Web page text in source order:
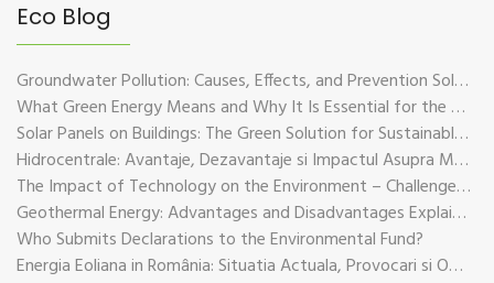
Eco Blog
Groundwater Pollution: Causes, Effects, and Prevention Solutions
What Green Energy Means and Why It Is Essential for the Future of the Planet
Solar Panels on Buildings: The Green Solution for Sustainable Energy
Hidrocentrale: Avantaje, Dezavantaje si Impactul Asupra Mediului
The Impact of Technology on the Environment – Challenges and Sustainable Solutions
Geothermal Energy: Advantages and Disadvantages Explained in Plain Language
Who Submits Declarations to the Environmental Fund?
Energia Eoliana in România: Situatia Actuala, Provocari si Oportunitati